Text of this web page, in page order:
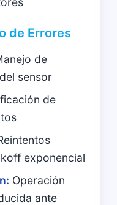
de Errores
de
sensor
de
exponencial
Operación
ante